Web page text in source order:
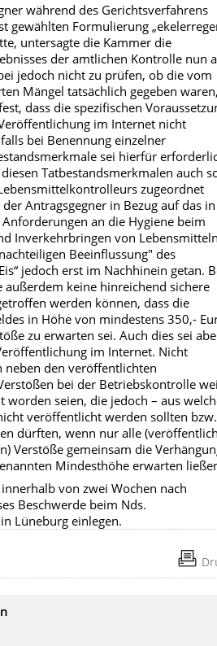
während des Gerichtsverfahrens
gewählten Formulierung
untersagte die Kammer die
der amtlichen Kontrolle nun
jedoch nicht zu prüfen, ob die vom
Mängel tatsächlich gegeben
dass die spezifischen
im Internet nicht
bei Benennung einzelner
sei hierfür
Tatbestandsmerkmalen auch
zugeordnet
Antragsgegner in Bezug auf das
an die Hygiene beim
Inverkehrbringen von
Beeinflussung" des
jedoch erst im Nachhinein getan.
außerdem keine hinreichend sichere
werden können, dass die
in Höhe von mindestens 350,-
zu erwarten sei. Auch dies sei
im Internet. Nicht
neben den veröffentlichten
bei der Betriebskontrolle
worden seien, die jedoch – aus
veröffentlicht werden sollten bzw.
dürften, wenn nur alle
Verstöße gemeinsam die
Mindesthöhe erwarten
von zwei Wochen nach
Beschwerde beim Nds.
Lüneburg einlegen.